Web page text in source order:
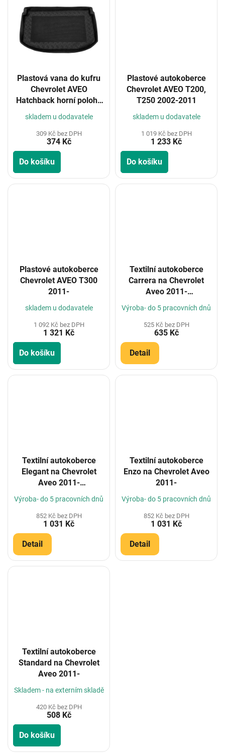
Plastová vana do kufru
Chevrolet AVEO
Hatchback horní poloha
2011-
skladem u dodavatele
309 Kč bez DPH
374 Kč
Do košíku
Plastové autokoberce
Chevrolet AVEO T200,
T250 2002-2011
skladem u dodavatele
1 019 Kč bez DPH
1 233 Kč
Do košíku
Plastové autokoberce
Chevrolet AVEO T300
2011-
skladem u dodavatele
1 092 Kč bez DPH
1 321 Kč
Do košíku
Textilní autokoberce
Carrera na Chevrolet
Aveo 2011-
(Konfigurátor)
Výroba- do 5 pracovních dnů
525 Kč bez DPH
635 Kč
Detail
Textilní autokoberce
Elegant na Chevrolet
Aveo 2011-
(Konfigurátor)
Výroba- do 5 pracovních dnů
852 Kč bez DPH
1 031 Kč
Detail
Textilní autokoberce
Enzo na Chevrolet Aveo
2011-
Výroba- do 5 pracovních dnů
852 Kč bez DPH
1 031 Kč
Detail
Textilní autokoberce
Standard na Chevrolet
Aveo 2011-
Skladem - na externím skladě
420 Kč bez DPH
508 Kč
Do košíku